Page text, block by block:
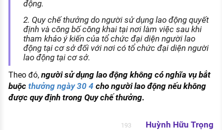
động.
2. Quy chế thưởng do người sử dụng lao động quyết
định và công bố công khai tại nơi làm việc sau khi
tham khảo ý kiến của tổ chức đại diện người lao
động tại cơ sở đối với nơi có tổ chức đại diện người
lao động tại cơ sở.
Theo đó, người sử dụng lao động không có nghĩa vụ bắt
buộc thưởng ngày 30 4 cho người lao động nếu không
được quy định trong Quy chế thưởng.
193 Huỳnh Hữu Trọng